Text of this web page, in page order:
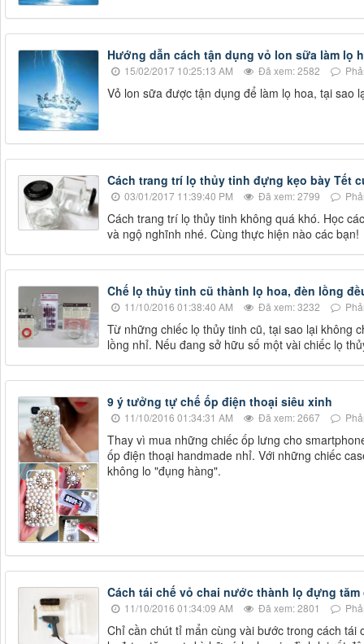
Hướng dẫn cách tận dụng vỏ lon sữa làm lọ
15/02/2017 10:25:13 AM Đã xem: 2582
Vỏ lon sữa được tận dụng để làm lọ hoa, tại sao
Cách trang trí lọ thủy tinh đựng kẹo bày Tết
03/01/2017 11:39:40 PM Đã xem: 2799
Cách trang trí lọ thủy tinh không quá khó. Học
và ngộ nghĩnh nhé. Cùng thực hiện nào các bạn!
Chế lọ thủy tinh cũ thành lọ hoa, đèn lồng
11/10/2016 01:38:40 AM Đã xem: 3232
Từ những chiếc lọ thủy tinh cũ, tại sao lại không
lồng nhỉ. Nếu đang sở hữu số một vài chiếc lọ
9 ý tưởng tự chế ốp điện thoại siêu xinh
11/10/2016 01:34:31 AM Đã xem: 2667
Thay vì mua những chiếc ốp lưng cho
ốp điện thoại handmade nhỉ. Với những chiếc
không lo "đụng hàng".
Cách tái chế vỏ chai nước thành lọ đựng
11/10/2016 01:34:09 AM Đã xem: 2801
Chỉ cần chút tỉ mẩn cùng vài bước trong cách